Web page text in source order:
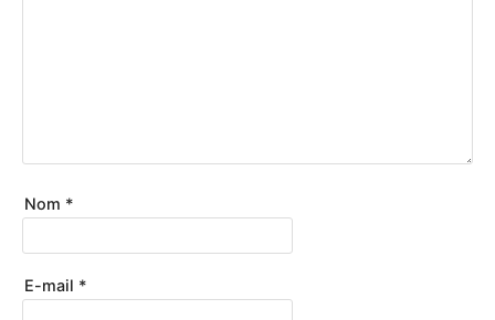
Nom *
E-mail *